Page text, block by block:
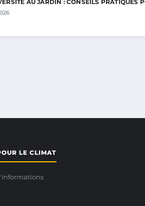
AU JARDIN : CONSEILS PRATIQUES
LE CLIMAT